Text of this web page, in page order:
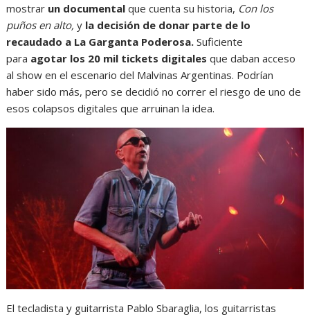
mostrar un documentalque cuenta su historia, Con los
puños en alto, y la decisión de donar parte de lo
recaudado a La Garganta Poderosa. Suficiente
para agotar los 20 mil tickets digitalesque daban acceso
al show en el escenario del Malvinas Argentinas. Podrían
haber sido más, pero se decidió no correr el riesgo de uno de
esos colapsos digitales que arruinan la idea.
El tecladista y guitarrista Pablo Sbaraglia, los guitarristas